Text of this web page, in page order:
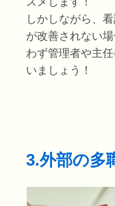
しかしながら、
が改善されない
わず管理者や主
いましょう！
3.外部の多